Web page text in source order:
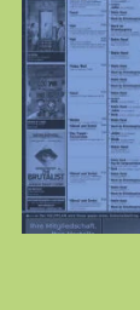
KULTplan
jeden
Alle
und chic